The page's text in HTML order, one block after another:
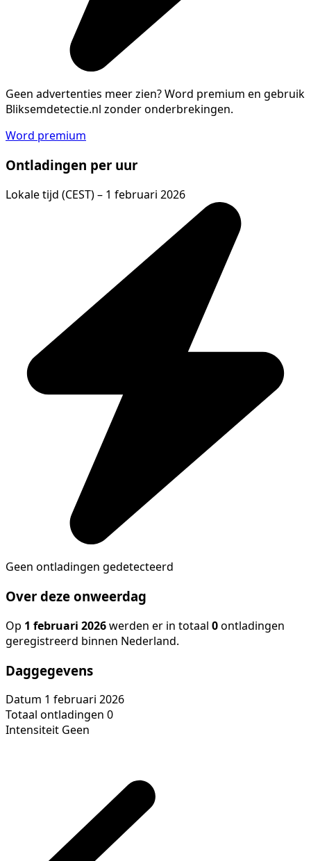
Geen advertenties meer zien?Word premium en gebruik
Bliksemdetectie.nl zonder onderbrekingen.
Word premium
Ontladingen per uur
Lokale tijd (CEST) – 1 februari 2026
Geen ontladingen gedetecteerd
Over deze onweerdag
Op 1 februari 2026werden er in totaal 0ontladingen
geregistreerd binnen Nederland.
Daggegevens
Datum 1 februari 2026
Totaal ontladingen 0
Intensiteit Geen